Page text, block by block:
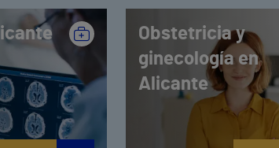
Obstetricia y
ginecología en
Alicante